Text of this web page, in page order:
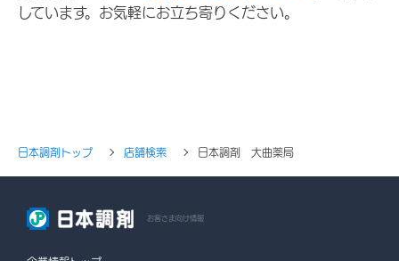
しています。お気軽にお立ち寄りください。
日本調剤トップ 店舗検索 日本調剤 大曲薬局
お客さま向け情報